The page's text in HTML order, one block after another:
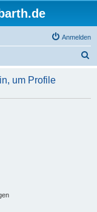
Anmelden
h
um Profile